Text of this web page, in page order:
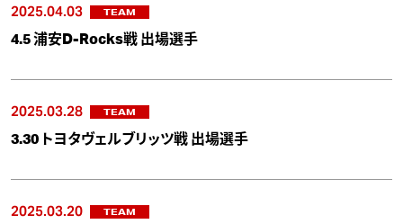
2025.04.03 TEAM
4.5 浦安D-Rocks戦 出場選手
2025.03.28 TEAM
3.30 トヨタヴェルブリッツ戦 出場選手
2025.03.20 TEAM